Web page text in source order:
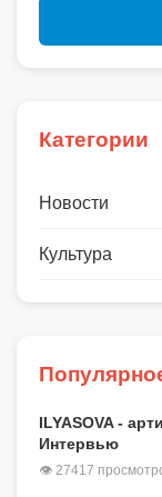
Категории
Новости
Культура
ILYASOVA -
Интервью
👁 27417